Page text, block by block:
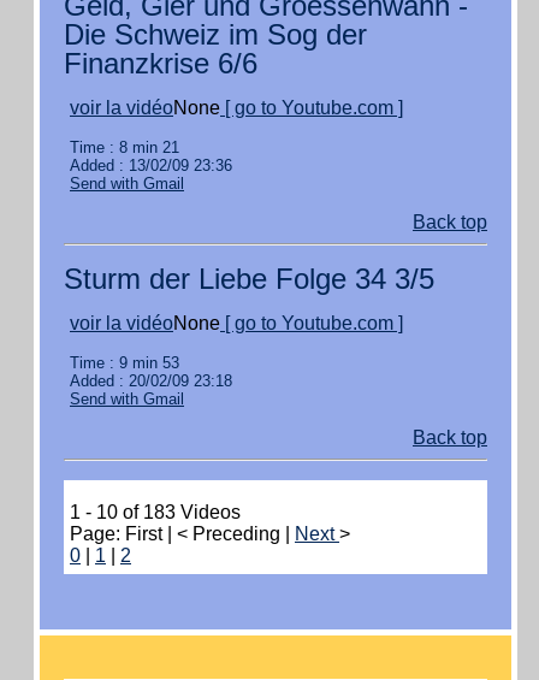
Die Schweiz im Sog der
Finanzkrise 6/6
voir la vidéoNone [ go to Youtube.com ]
Time : 8 min 21
Added : 13/02/09 23:36
Send with Gmail
Back top
Sturm der Liebe Folge 34 3/5
voir la vidéoNone [ go to Youtube.com ]
Time : 9 min 53
Added : 20/02/09 23:18
Send with Gmail
Back top
1 - 10 of 183 Videos
Page: First | < Preceding |
Next>
0
1 2